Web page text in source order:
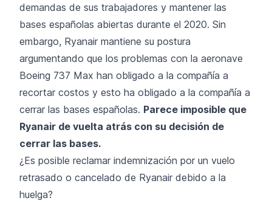
demandas de sus trabajadores y mantener las
bases españolas abiertas durante el 2020. Sin
embargo, Ryanair mantiene su postura
argumentando que los problemas con la aeronave
Boeing 737 Max han obligado a la compañía a
recortar costos y esto ha obligado a la compañía a
cerrar las bases españolas. Parece imposible que
Ryanair de vuelta atrás con su decisión de
cerrar las bases.
¿Es posible reclamar indemnización por un vuelo
retrasado o cancelado de Ryanair debido a la
huelga?